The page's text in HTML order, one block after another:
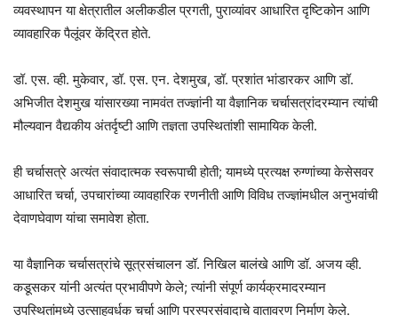
व्यवस्थापन या क्षेत्रातील अलीकडील प्रगती, पुराव्यांवर आधारित दृष्टिकोन आणि
व्यावहारिक पैलूंवर केंद्रित होते.
डॉ. एस. व्ही. मुकेवार, डॉ. एस. एन. देशमुख, डॉ. प्रशांत भांडारकर आणि डॉ.
अभिजीत देशमुख यांसारख्या नामवंत तज्ज्ञांनी या वैज्ञानिक चर्चासत्रांदरम्यान त्यांची
मौल्यवान वैद्यकीय अंतर्दृष्टी आणि तज्ञता उपस्थितांशी सामायिक केली.
ही चर्चासत्रे अत्यंत संवादात्मक स्वरूपाची होती; यामध्ये प्रत्यक्ष रुग्णांच्या केसेसवर
आधारित चर्चा, उपचारांच्या व्यावहारिक रणनीती आणि विविध तज्ज्ञांमधील अनुभवांची
देवाणघेवाण यांचा समावेश होता.
या वैज्ञानिक चर्चासत्रांचे सूत्रसंचालन डॉ. निखिल बालंखे आणि डॉ. अजय व्ही.
कडूसकर यांनी अत्यंत प्रभावीपणे केले; त्यांनी संपूर्ण कार्यक्रमादरम्यान
उपस्थितांमध्ये उत्साहवर्धक चर्चा आणि परस्परसंवादाचे वातावरण निर्माण केले.